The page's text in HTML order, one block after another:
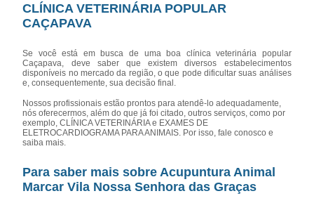
CLÍNICA VETERINÁRIA POPULAR
CAÇAPAVA
Se você está em busca de uma boa clínica veterinária popular
Caçapava, deve saber que existem diversos estabelecimentos
disponíveis no mercado da região, o que pode dificultar suas análises
e, consequentemente, sua decisão final.
Nossos profissionais estão prontos para atendê-lo adequadamente,
nós oferecermos, além do que já foi citado, outros serviços, como por
exemplo, CLÍNICA VETERINÁRIA e EXAMES DE
ELETROCARDIOGRAMA PARA ANIMAIS. Por isso, fale conosco e
saiba mais.
Para saber mais sobre Acupuntura Animal
Marcar Vila Nossa Senhora das Graças